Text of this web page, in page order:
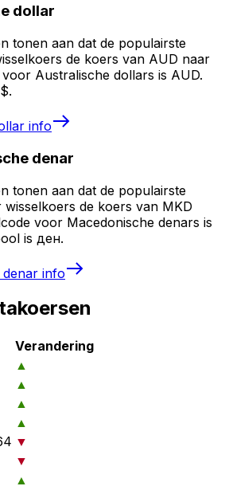
dollar
tonen aan dat de populairste
de koers van AUD naar
Australische dollars is AUD.
info
denar
tonen aan dat de populairste
wisselkoers de koers van MKD
voor Macedonische denars is
is ден.
denar info
Verandering
▲
▲
▲
▲
▼
▼
▲